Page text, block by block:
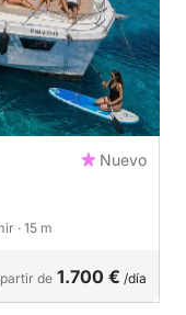
Nuevo
· 15 m
de 1.700 € /día